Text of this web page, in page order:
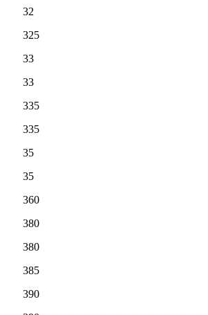
32
325
33
33
335
335
35
35
360
380
380
385
390